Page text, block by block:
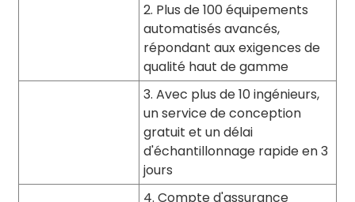
2. Plus de 100 équipements
automatisés avancés,
répondant aux exigences de
qualité haut de gamme
3. Avec plus de 10 ingénieurs,
un service de conception
gratuit et un délai
d'échantillonnage rapide en 3
jours
4. Compte d'assurance